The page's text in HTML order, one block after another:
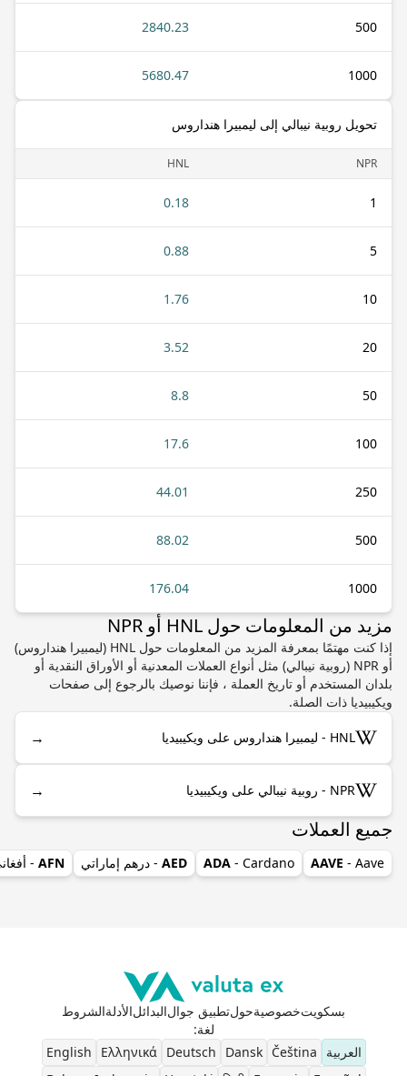
500
2840.23
1000
5680.47
تحويل روبية نيبالي إلى ليمبيرا هنداروس
NPR
HNL
1
0.18
5
0.88
10
1.76
20
3.52
50
8.8
100
17.6
250
44.01
500
88.02
1000
176.04
مزيد من المعلومات حول HNL أو NPR
إذا كنت مهتمًا بمعرفة المزيد من المعلومات حول HNL (ليمبيرا هنداروس)
أو NPR (روبية نيبالي) مثل أنواع العملات المعدنية أو الأوراق النقدية أو
بلدان المستخدم أو تاريخ العملة ، فإننا نوصيك بالرجوع إلى صفحات
ويكيبيديا ذات الصلة.
HNL - ليمبيرا هنداروس على ويكيبيديا →
NPR - روبية نيبالي على ويكيبيديا →
جميع العملات
AAVE - Aave
ADA - Cardano
AED - درهم إماراتي AFN
-
بسكويتخصوصيةحولتطبيق جوالالبدائلالأدلةالشروط
لغة:
العربية
Čeština
Dansk
Deutsch
Ελληνικά
English